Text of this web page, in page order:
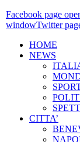
Facebook page
windowTwitter
HOME
NEWS
CITTA’